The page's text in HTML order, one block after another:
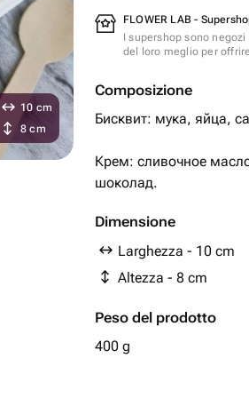
FLOWER LAB -
I supershop sono
del loro meglio per
Composizione
Бисквит: мука, яйца,
Крем: сливочное
шоколад.
Dimensione
Larghezza - 10 cm
Altezza - 8 cm
Peso del prodotto
400 g
10 cm
8 cm